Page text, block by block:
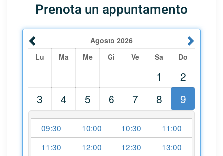
Prenota un appuntamento
Agosto 2026
Lu
Ma Me Gi Ve Sa Do
1
2
3
4 5 6 7 8 9
09:30 10:00 10:30
11:00
11:30
12:00 12:30
13:00